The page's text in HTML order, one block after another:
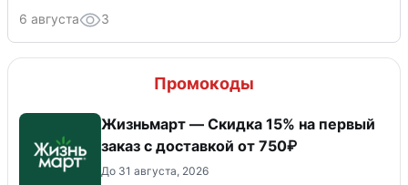
6 августа 3
Промокоды
Жизньмарт — Скидка 15% на первый
заказ с доставкой от 750₽
До 31 августа, 2026